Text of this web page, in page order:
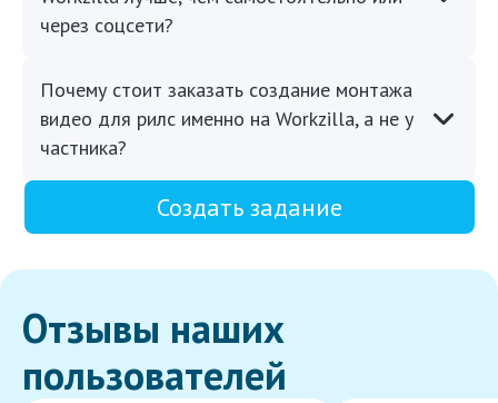
через соцсети?
Почему стоит заказать создание монтажа
видео для рилс именно на Workzilla, а не у
частника?
Создать задание
Отзывы наших
пользователей